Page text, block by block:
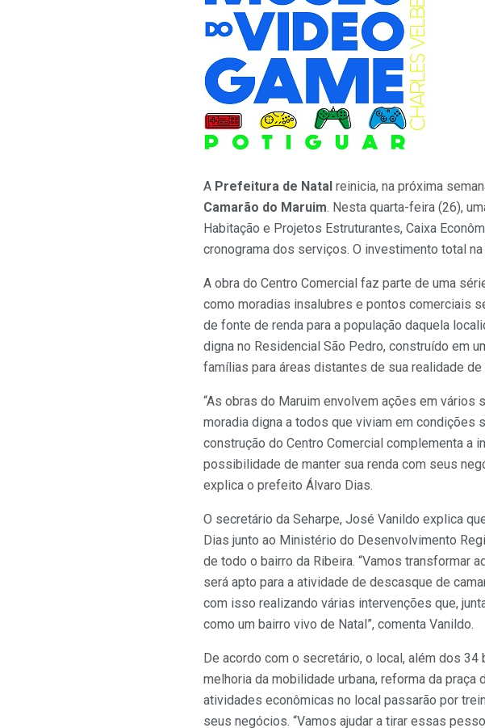
A Prefeitura de Natal reinicia, na próxima
Camarão do Maruim. Nesta quarta-feira (26),
Habitação e Projetos Estruturantes, Caixa
cronograma dos serviços. O investimento total
A obra do Centro Comercial faz parte de uma
como moradias insalubres e pontos comerciais
de fonte de renda para a população daquela
digna no Residencial São Pedro, construído em
famílias para áreas distantes de sua realidade
“As obras do Maruim envolvem ações em vários
moradia digna a todos que viviam em condições
construção do Centro Comercial complementa a
possibilidade de manter sua renda com seus
explica o prefeito Álvaro Dias.
O secretário da Seharpe, José Vanildo explica
Dias junto ao Ministério do Desenvolvimento
de todo o bairro da Ribeira. “Vamos transformar
será apto para a atividade de descasque de
com isso realizando várias intervenções que,
como um bairro vivo de Natal”, comenta Vanildo.
De acordo com o secretário, o local, além dos
melhoria da mobilidade urbana, reforma da
atividades econômicas no local passarão por
seus negócios. “Vamos ajudar a tirar essas